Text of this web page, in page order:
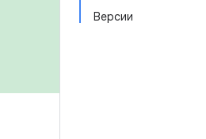
Версии